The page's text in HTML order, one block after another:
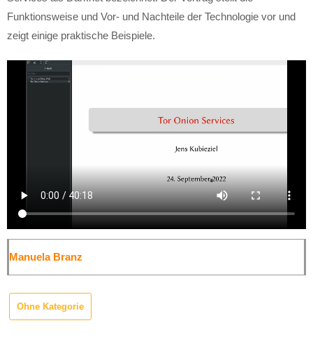
Funktionsweise und Vor- und Nachteile der Technologie vor und
zeigt einige praktische Beispiele.
Manuela Branz
Ohne Kategorie